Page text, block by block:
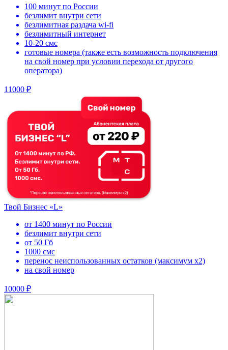
100 минут по России
безлимит внутри сети
безлимитная раздача wi-fi
безлимитный интернет
10-20 смс
готовые номера (также есть возможность подключения
на свой номер при условии перехода от другого
оператора)
11000 ₽
Твой Бизнес «L»
от 1400 минут по России
безлимит внутри сети
от 50 Гб
1000 смс
перенос неиспользованных остатков (максимум х2)
на свой номер
10000 ₽